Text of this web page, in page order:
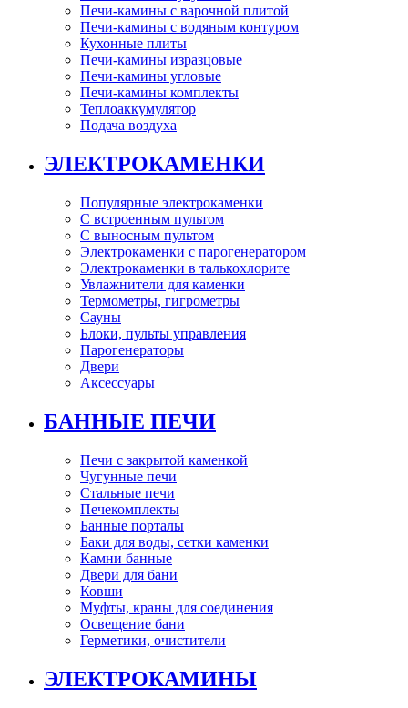
Печи-камины с варочной плитой
Печи-камины с водяным контуром
Кухонные плиты
Печи-камины изразцовые
Печи-камины угловые
Печи-камины комплекты
Теплоаккумулятор
Подача воздуха
ЭЛЕКТРОКАМЕНКИ
Популярные электрокаменки
С встроенным пультом
С выносным пультом
Электрокаменки с парогенератором
Электрокаменки в талькохлорите
Увлажнители для каменки
Термометры, гигрометры
Сауны
Блоки, пульты управления
Парогенераторы
Двери
Аксессуары
БАННЫЕ ПЕЧИ
Печи с закрытой каменкой
Чугунные печи
Стальные печи
Печекомплекты
Банные порталы
Баки для воды, сетки каменки
Камни банные
Двери для бани
Ковши
Муфты, краны для соединения
Освещение бани
Герметики, очистители
ЭЛЕКТРОКАМИНЫ